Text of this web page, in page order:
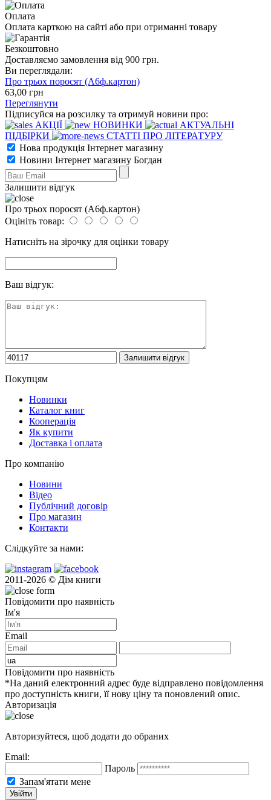
Оплата
Оплата карткою на сайті або при отриманні товару
Безкоштовно
Доставляємо замовлення від 900 грн.
Ви переглядали:
Про трьох поросят (А6ф.картон)
63,00 грн
Переглянути
Підписуйся на розсилку та отримуй новини про:
АКЦІЇ
НОВИНКИ
АКТУАЛЬНІ
ПІДБІРКИ
СТАТТІ ПРО ЛІТЕРАТУРУ
Нова продукція Інтернет магазину
Новини Інтернет магазину Богдан
Залишити відгук
Про трьох поросят (А6ф.картон)
Оцініть товар:
Натисніть на зірочку для оцінки товару
Ваш відгук:
Покупцям
Новинки
Каталог книг
Кооперація
Як купити
Доставка і оплата
Про компанію
Новини
Відео
Публічний договір
Про магазин
Контакти
Слідкуйте за нами:
2011-2026 © Дім книги
Повідомити про наявність
Ім'я
Email
Повідомити про наявність
*На даний електронний адрес буде відправлено повідомлення
про доступність книги, її нову ціну та поновлений опис.
Авторизація
Авторизуйтеся, щоб додати до обраних
Email:
Пароль
Запам'ятати мене